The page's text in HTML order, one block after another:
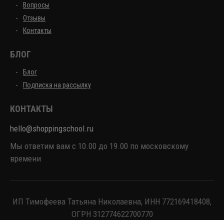
Вопросы
Отзывы
Контакты
БЛОГ
Блог
Подписка на рассылку
КОНТАКТЫ
hello@shoppingschool.ru
Мы ответим вам с 10.00 до 19.00 по московскому
времени
ИП Тимофеева Татьяна Николаевна, ИНН 772169418408,
ОГРН 312774622700770